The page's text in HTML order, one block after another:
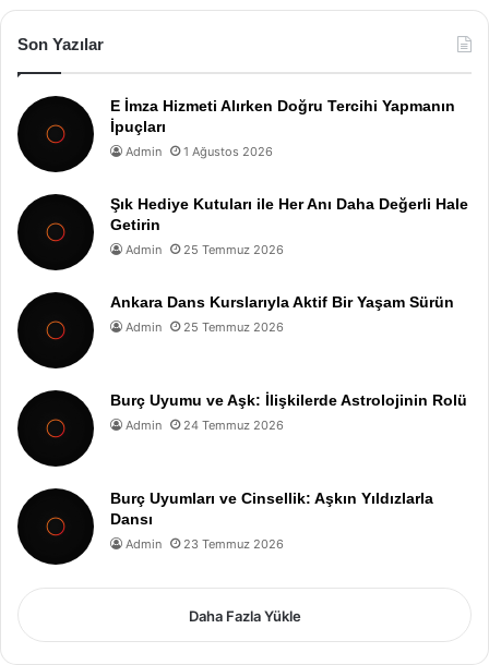
Son Yazılar
E İmza Hizmeti Alırken Doğru Tercihi Yapmanın
İpuçları
Admin 1 Ağustos 2026
Şık Hediye Kutuları ile Her Anı Daha Değerli Hale
Getirin
Admin 25 Temmuz 2026
Ankara Dans Kurslarıyla Aktif Bir Yaşam Sürün
Admin 25 Temmuz 2026
Burç Uyumu ve Aşk: İlişkilerde Astrolojinin Rolü
Admin 24 Temmuz 2026
Burç Uyumları ve Cinsellik: Aşkın Yıldızlarla
Dansı
Admin 23 Temmuz 2026
Daha Fazla Yükle